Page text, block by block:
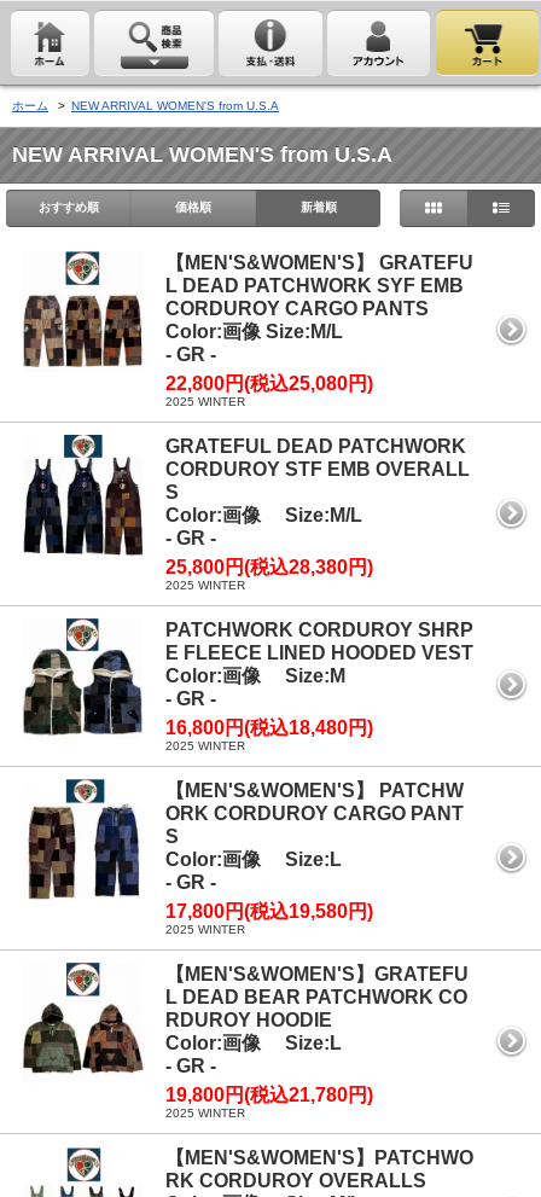
ホーム > NEW ARRIVAL WOMEN'S from U.S.A
NEW ARRIVAL WOMEN'S from U.S.A
おすすめ順 価格順 新着順
【MEN'S&WOMEN'S】 GRATEFU
L DEAD PATCHWORK SYF EMB
CORDUROY CARGO PANTS
Color:画像 Size:M/L
- GR -
22,800円(税込25,080円)
2025 WINTER
GRATEFUL DEAD PATCHWORK
CORDUROY STF EMB OVERALL
S
Color:画像 Size:M/L
- GR -
25,800円(税込28,380円)
2025 WINTER
PATCHWORK CORDUROY SHRP
E FLEECE LINED HOODED VEST
Color:画像 Size:M
- GR -
16,800円(税込18,480円)
2025 WINTER
【MEN'S&WOMEN'S】 PATCHW
ORK CORDUROY CARGO PANT
S
Color:画像 Size:L
- GR -
17,800円(税込19,580円)
2025 WINTER
【MEN'S&WOMEN'S】GRATEFU
L DEAD BEAR PATCHWORK CO
RDUROY HOODIE
Color:画像 Size:L
- GR -
19,800円(税込21,780円)
2025 WINTER
【MEN'S&WOMEN'S】PATCHWO
RK CORDUROY OVERALLS